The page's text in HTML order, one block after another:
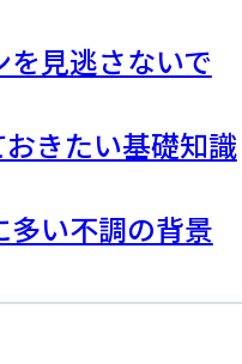
見逃さないで
きたい基礎知識
い不調の背景